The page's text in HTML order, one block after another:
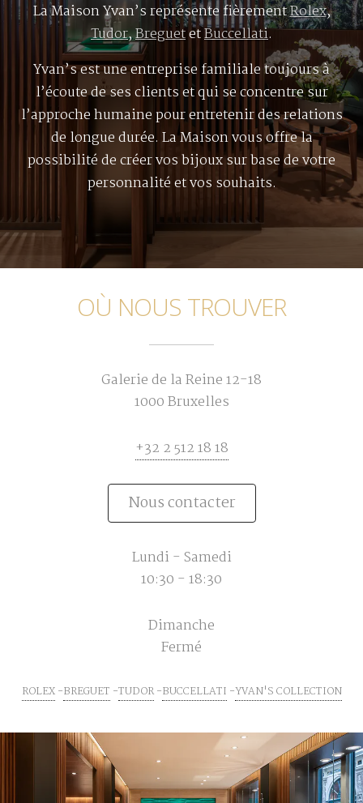
La Maison Yvan’s représente fièrementRolex,
Tudor,BreguetetBuccellati.
Yvan’s est une entreprise familiale toujours à
l’écoute de ses clients et qui se concentre sur
l’approche humaine pour entretenir des relations
de longue durée. La Maison vous offre la
possibilité de créer vos bijoux sur base de votre
personnalité et vos souhaits.
OÙ NOUS TROUVER
Galerie de la Reine 12-18
1000 Bruxelles
+32 2 512 18 18
Nous contacter
Lundi - Samedi
10:30 - 18:30
Dimanche
Fermé
ROLEX BREGUET TUDOR BUCCELLATI YVAN'S COLLECTION